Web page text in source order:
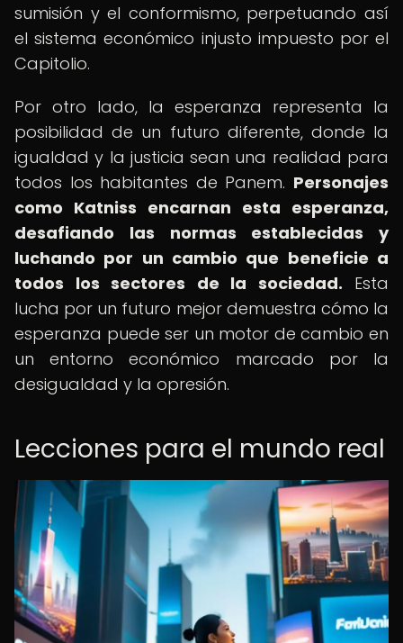
sumisión y el conformismo, perpetuando así
el sistema económico injusto impuesto por el
Capitolio.
Por otro lado, la esperanza representa la
posibilidad de un futuro diferente, donde la
igualdad y la justicia sean una realidad para
todos los habitantes de Panem. Personajes
como Katniss encarnan esta esperanza,
desafiando las normas establecidas y
luchando por un cambio que beneficie a
todos los sectores de la sociedad. Esta
lucha por un futuro mejor demuestra cómo la
esperanza puede ser un motor de cambio en
un entorno económico marcado por la
desigualdad y la opresión.
Lecciones para el mundo real